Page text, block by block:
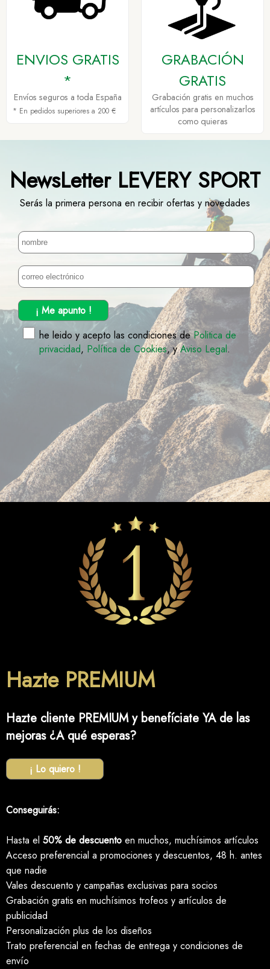
ENVIOS GRATIS
*
Envíos seguros a toda España
* En pedidos superiores a 200 €
GRABACIÓN
GRATIS
Grabación gratis en muchos
artículos para personalizarlos
como quieras
NewsLetter LEVERY SPORT
Serás la primera persona en recibir ofertas y novedades
¡ Me apunto !
he leido y acepto las condiciones dePolitica de
privacidad, Política de Cookies, yAviso Legal.
Hazte PREMIUM
Hazte cliente PREMIUM y benefíciate YA de las
mejoras ¿A qué esperas?
¡ Lo quiero !
Conseguirás:
Hasta el 50% de descuento en muchos, muchísimos artículos
Acceso preferencial a promociones y descuentos, 48 h. antes
que nadie
Vales descuento y campañas exclusivas para socios
Grabación gratis en muchísimos trofeos y artículos de
publicidad
Personalización plus de los diseños
Trato preferencial en fechas de entrega y condiciones de
envío